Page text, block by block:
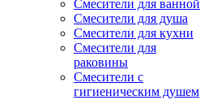
Смесители для ванной
Смесители для душа
Смесители для кухни
Смесители для
раковины
Смесители с
гигиеническим душем